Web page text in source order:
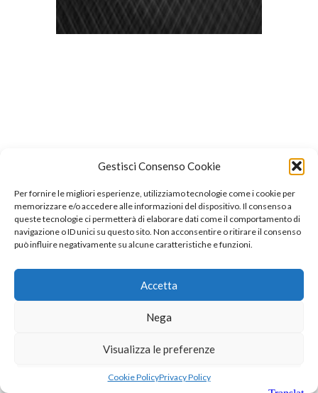
Gestisci Consenso Cookie
Per fornire le migliori esperienze, utilizziamo tecnologie come i cookie per
memorizzare e/o accedere alle informazioni del dispositivo. Il consenso a
queste tecnologie ci permetterà di elaborare dati come il comportamento di
navigazione o ID unici su questo sito. Non acconsentire o ritirare il consenso
può influire negativamente su alcune caratteristiche e funzioni.
Accetta
Nega
Visualizza le preferenze
Cookie PolicyPrivacy Policy